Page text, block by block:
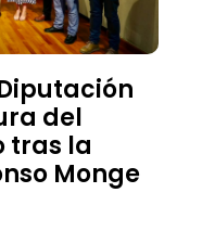
del
tras la
Monge